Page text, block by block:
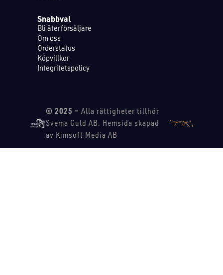
Snabbval
Bli återförsäljare
Om oss
Orderstatus
Köpvillkor
Integritetspolicy
© 2025 – Alla rättigheter tillhör
Svema Guld AB. Hemsida skapad
av Kimsoft Media AB